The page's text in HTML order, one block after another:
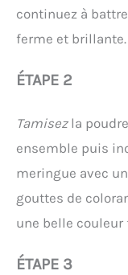
continuez à
ferme et brillante.
ÉTAPE 2
Tamisezla
ensemble puis
meringue avec
gouttes de
une belle couleur
ÉTAPE 3